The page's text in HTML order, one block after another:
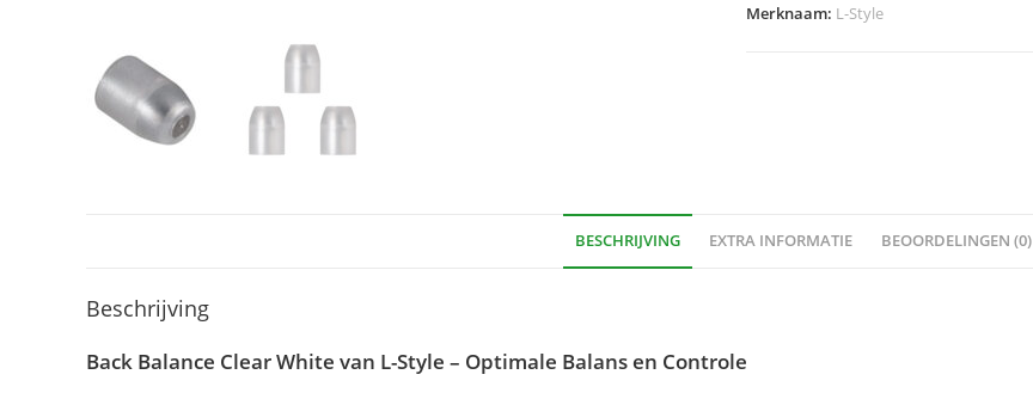
Merknaam: L-Style
BESCHRIJVING EXTRA INFORMATIE BEOORDELINGEN (0)
Beschrijving
Back Balance Clear White van L-Style – Optimale Balans en Controle